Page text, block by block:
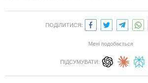
ПОДІЛИТИСЯ:
Мені подобається
ПІДСУМУВАТИ: